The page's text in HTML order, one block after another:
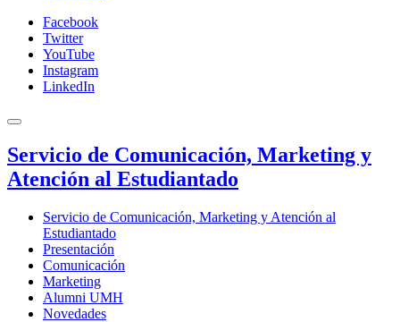
Facebook
Twitter
YouTube
Instagram
LinkedIn
Servicio de Comunicación, Marketing y
Atención al Estudiantado
Servicio de Comunicación, Marketing y Atención al
Estudiantado
Presentación
Comunicación
Marketing
Alumni UMH
Novedades